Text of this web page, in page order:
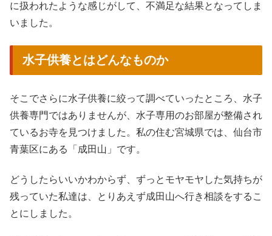
に扱われたような感じがして、不満足な結果となってしま
いました。
水子供養とはどんなものか
そこでさらに水子供養に絞って調べていったところ、水子
供養専門ではありませんが、水子専用のお部屋が整備され
ているお寺を見つけました。私の住む宮城県では、仙台市
青葉区にある「成田山」です。
どうしたらいいかわからず、ずっとモヤモヤした気持ちが
残っていた私達は、とりあえず成田山へ行き相談をするこ
とにしました。